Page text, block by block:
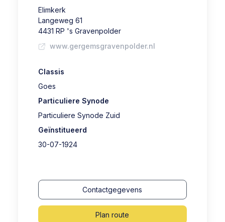
Elimkerk
Langeweg 61
4431 RP 's Gravenpolder
www.gergemsgravenpolder.nl
Classis
Goes
Particuliere Synode
Particuliere Synode Zuid
Geïnstitueerd
30-07-1924
Contactgegevens
Plan route